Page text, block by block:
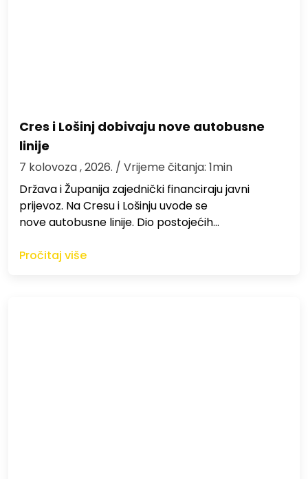
Cres i Lošinj dobivaju nove autobusne
linije
7 kolovoza , 2026. / Vrijeme čitanja: 1min
Država i Županija zajednički financiraju javni
prijevoz. Na Cresu i Lošinju uvode se
nove autobusne linije. Dio postojećih…
Pročitaj više